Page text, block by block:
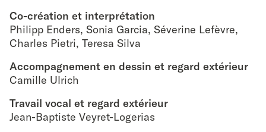
Co-création et interprétation
Philipp Enders, Sonia Garcia, Séverine Lefèvre,
Charles Pietri, Teresa Silva
Accompagnement en dessin et regard extérieur
Camille Ulrich
Travail vocal et regard extérieur
Jean-Baptiste Veyret-Logerias